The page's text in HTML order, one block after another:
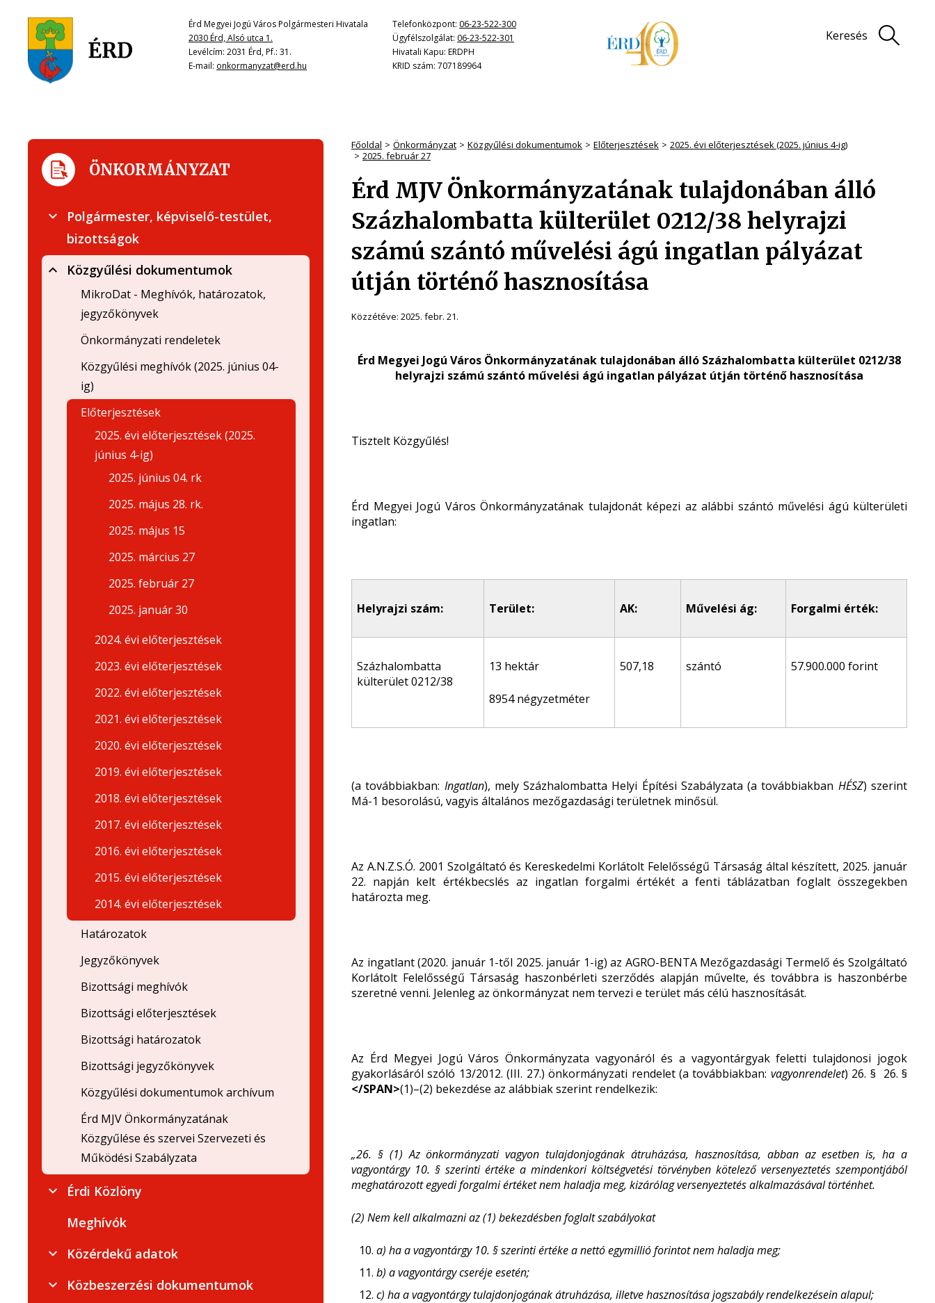
Érd Megyei Jogú Város Polgármesteri Hivatala
2030 Érd, Alsó utca 1.
Levélcím: 2031 Érd, Pf.: 31.
E-mail: onkormanyzat@erd.hu
Telefonközpont: 06-23-522-300
Ügyfélszolgálat: 06-23-522-301
Hivatali Kapu: ERDPH
KRID szám: 707189964
Keresés
Főoldal Önkormányzat Közgyűlési dokumentumok Előterjesztések
2025. évi előterjesztések (2025. június 4-ig)
2025. február 27
Érd MJV Önkormányzatának tulajdonában álló
Százhalombatta külterület 0212/38 helyrajzi
számú szántó művelési ágú ingatlan pályázat
útján történő hasznosítása
Közzétéve: 2025. febr. 21.
Érd Megyei Jogú Város Önkormányzatának tulajdonában álló Százhalombatta külterület 0212/38
helyrajzi számú szántó művelési ágú ingatlan pályázat útján történő hasznosítása
Tisztelt Közgyűlés!
Érd Megyei Jogú Város Önkormányzatának tulajdonát képezi az alábbi szántó művelési ágú külterületi
ingatlan:
Helyrajzi szám: Terület: AK: Művelési ág: Forgalmi érték:
Százhalombatta
külterület 0212/38
13 hektár
8954 négyzetméter
507,18 szántó 57.900.000 forint
(a továbbiakban: Ingatlan), mely Százhalombatta Helyi Építési Szabályzata (a továbbiakban HÉSZ) szerint
Má-1 besorolású, vagyis általános mezőgazdasági területnek minősül.
Az A.N.Z.S.Ó. 2001 Szolgáltató és Kereskedelmi Korlátolt Felelősségű Társaság által készített, 2025. január
22. napján kelt értékbecslés az ingatlan forgalmi értékét a fenti táblázatban foglalt összegekben
határozta meg.
Az ingatlant (2020. január 1-től 2025. január 1-ig) az AGRO-BENTA Mezőgazdasági Termelő és Szolgáltató
Korlátolt Felelősségű Társaság haszonbérleti szerződés alapján művelte, és továbbra is haszonbérbe
szeretné venni. Jelenleg az önkormányzat nem tervezi e terület más célú hasznosítását.
Az Érd Megyei Jogú Város Önkormányzata vagyonáról és a vagyontárgyak feletti tulajdonosi jogok
gyakorlásáról szóló 13/2012. (III. 27.) önkormányzati rendelet (a továbbiakban: vagyonrendelet) 26. § 26. §
</SPAN>(1)–(2) bekezdése az alábbiak szerint rendelkezik:
„26. § (1) Az önkormányzati vagyon tulajdonjogának átruházása, hasznosítása, abban az esetben is, ha a
vagyontárgy 10. § szerinti értéke a mindenkori költségvetési törvényben kötelező versenyeztetés szempontjából
meghatározott egyedi forgalmi értéket nem haladja meg, kizárólag versenyeztetés alkalmazásával történhet.
(2) Nem kell alkalmazni az (1) bekezdésben foglalt szabályokat
a) ha a vagyontárgy 10. § szerinti értéke a nettó egymillió forintot nem haladja meg;
b) a vagyontárgy cseréje esetén;
c) ha a vagyontárgy tulajdonjogának átruházása, illetve hasznosítása jogszabály rendelkezésein alapul;
ÖNKORMÁNYZAT
Polgármester, képviselő-testület,
bizottságok
Közgyűlési dokumentumok
MikroDat - Meghívók, határozatok,
jegyzőkönyvek
Önkormányzati rendeletek
Közgyűlési meghívók (2025. június 04-
ig)
Előterjesztések
2025. évi előterjesztések (2025.
június 4-ig)
2025. június 04. rk
2025. május 28. rk.
2025. május 15
2025. március 27
2025. február 27
2025. január 30
2024. évi előterjesztések
2023. évi előterjesztések
2022. évi előterjesztések
2021. évi előterjesztések
2020. évi előterjesztések
2019. évi előterjesztések
2018. évi előterjesztések
2017. évi előterjesztések
2016. évi előterjesztések
2015. évi előterjesztések
2014. évi előterjesztések
Határozatok
Jegyzőkönyvek
Bizottsági meghívók
Bizottsági előterjesztések
Bizottsági határozatok
Bizottsági jegyzőkönyvek
Közgyűlési dokumentumok archívum
Érd MJV Önkormányzatának
Közgyűlése és szervei Szervezeti és
Működési Szabályzata
Érdi Közlöny
Meghívók
Közérdekű adatok
Közbeszerzési dokumentumok